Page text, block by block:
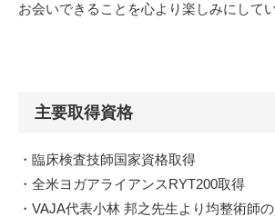
お会いできることを心より楽しみにしてい
主要取得資格
・臨床検査技師国家資格取得
・全米ヨガアライアンスRYT200取得
・VAJA代表小林 邦之先生より均整術師